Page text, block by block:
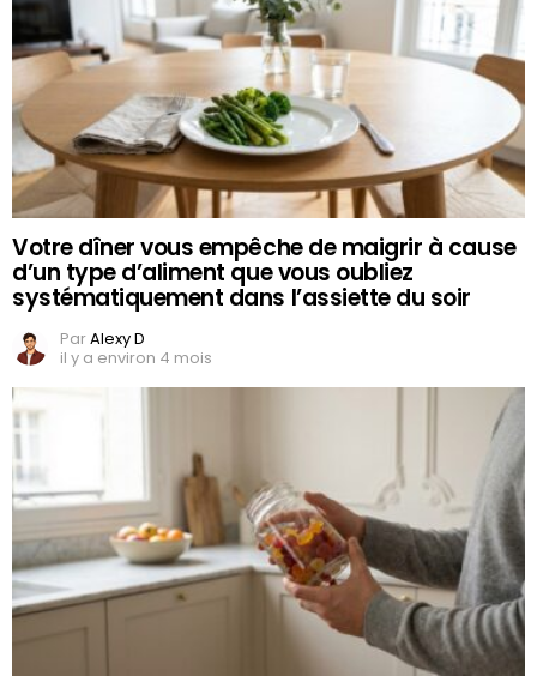
Votre dîner vous empêche de maigrir à cause
d’un type d’aliment que vous oubliez
systématiquement dans l’assiette du soir
ParAlexy D
il y a environ 4 mois